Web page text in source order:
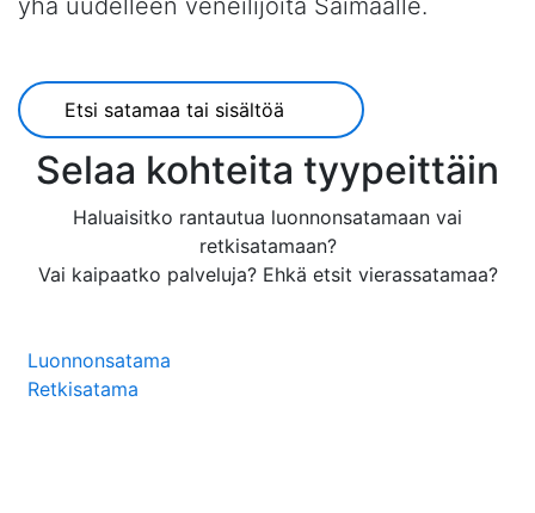
Selaa kohteita tyypeittäin
Haluaisitko rantautua luonnonsatamaan vai
retkisatamaan?
Vai kaipaatko palveluja? Ehkä etsit vierassatamaa?
Luonnonsatama
Retkisatama